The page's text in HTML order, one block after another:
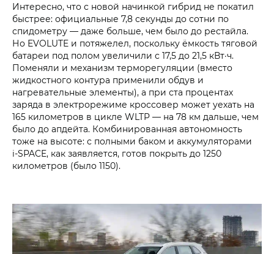
Интересно, что с новой начинкой гибрид не покатил
быстрее: официальные 7,8 секунды до сотни по
спидометру — даже больше, чем было до рестайла.
Но EVOLUTE и потяжелел, поскольку ёмкость тяговой
батареи под полом увеличили с 17,5 до 21,5 кВт·ч.
Поменяли и механизм терморегуляции (вместо
жидкостного контура применили обдув и
нагревательные элементы), а при ста процентах
заряда в электрорежиме кроссовер может уехать на
165 километров в цикле WLTP — на 78 км дальше, чем
было до апдейта. Комбинированная автономность
тоже на высоте: с полными баком и аккумуляторами
i‑SPACE, как заявляется, готов покрыть до 1250
километров (было 1150).